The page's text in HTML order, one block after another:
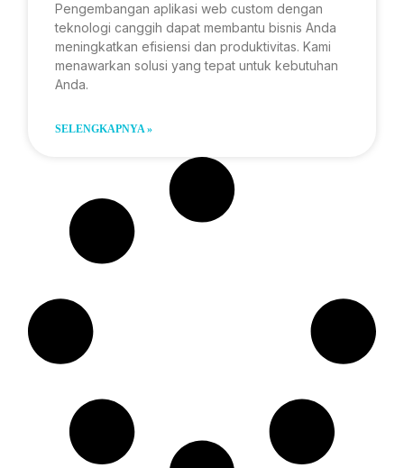
Pengembangan aplikasi web custom dengan
teknologi canggih dapat membantu bisnis Anda
meningkatkan efisiensi dan produktivitas. Kami
menawarkan solusi yang tepat untuk kebutuhan
Anda.
SELENGKAPNYA »